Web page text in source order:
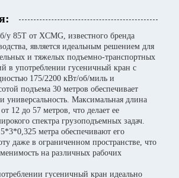
у 85T от XCMG, известного бренда
является идеальным решением для
и тяжелых подъемно-транспортных
в употреблении гусеничный кран с
175/2200 кВт/об/миль и
подъема 30 метров обеспечивает
универсальность. Максимальная длина
от 12 до 57 метров, что делает ее
спектра грузоподъемных задач.
метра обеспечивают его
даже в ограниченном пространстве, что
на различных рабочих
гусеничный кран идеально